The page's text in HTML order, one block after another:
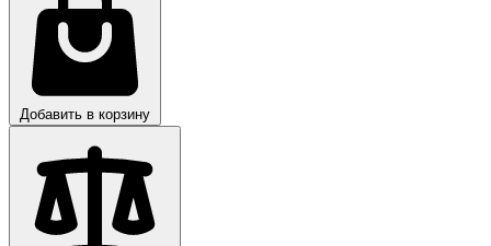
Добавить в корзину